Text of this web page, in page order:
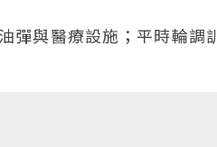
彈與醫療設施；平時輪調